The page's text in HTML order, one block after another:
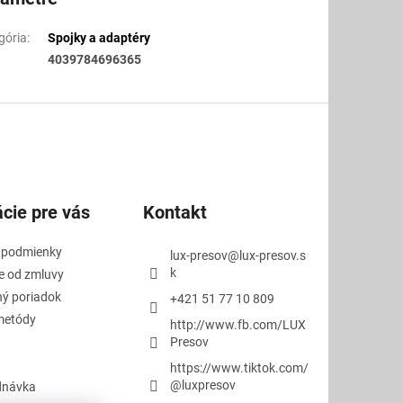
:
Spojky a adaptéry
4039784696365
pre vás
od zmluvy
poriadok
Kontakt
lux-presov@ lux-presov.s
k
+421 51 77 10 809
http://www.fb.com/LUX
Presov
https://www.tiktok.com/
@luxpresov